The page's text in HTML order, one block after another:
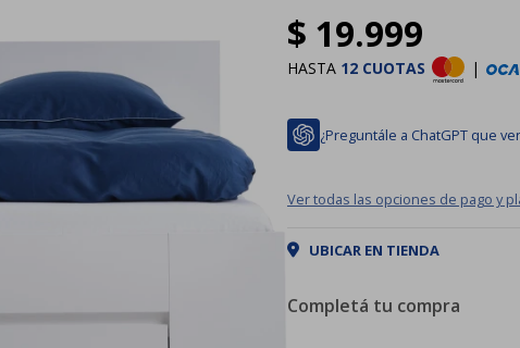
$ 19.999
HASTA 12 CUOTAS |
¿Preguntále a ChatGPT que
Ver todas las opciones de pago y
UBICAR EN TIENDA
Completá tu compra